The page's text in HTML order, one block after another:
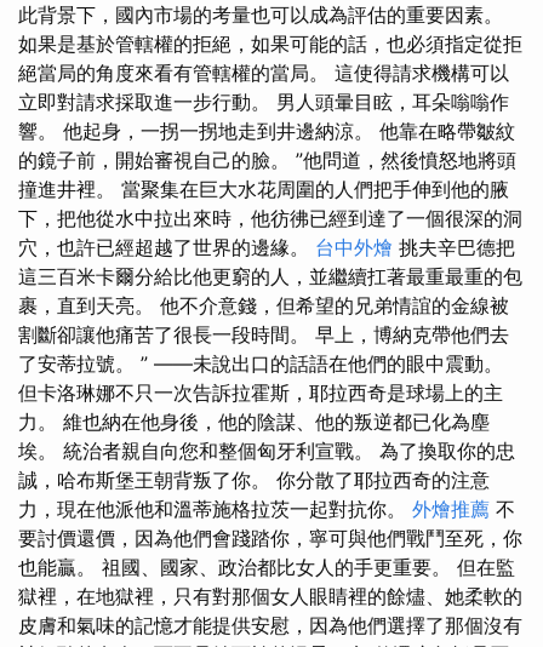
此背景下，國內市場的考量也可以成為評估的重要因素。
如果是基於管轄權的拒絕，如果可能的話，也必須指定從拒
絕當局的角度來看有管轄權的當局。 這使得請求機構可以
立即對請求採取進一步行動。 男人頭暈目眩，耳朵嗡嗡作
響。 他起身，一拐一拐地走到井邊納涼。 他靠在略帶皺紋
的鏡子前，開始審視自己的臉。 ”他問道，然後憤怒地將頭
撞進井裡。 當聚集在巨大水花周圍的人們把手伸到他的腋
下，把他從水中拉出來時，他彷彿已經到達了一個很深的洞
穴，也許已經超越了世界的邊緣。 台中外燴 挑夫辛巴德把
這三百米卡爾分給比他更窮的人，並繼續扛著最重最重的包
裹，直到天亮。 他不介意錢，但希望的兄弟情誼的金線被
割斷卻讓他痛苦了很長一段時間。 早上，博納克帶他們去
了安蒂拉號。 ” ——未說出口的話語在他們的眼中震動。
但卡洛琳娜不只一次告訴拉霍斯，耶拉西奇是球場上的主
力。 維也納在他身後，他的陰謀、他的叛逆都已化為塵
埃。 統治者親自向您和整個匈牙利宣戰。 為了換取你的忠
誠，哈布斯堡王朝背叛了你。 你分散了耶拉西奇的注意
力，現在他派他和溫蒂施格拉茨一起對抗你。 外燴推薦 不
要討價還價，因為他們會踐踏你，寧可與他們戰鬥至死，你
也能贏。 祖國、國家、政治都比女人的手更重要。 但在監
獄裡，在地獄裡，只有對那個女人眼睛裡的餘燼、她柔軟的
皮膚和氣味的記憶才能提供安慰，因為他們選擇了那個沒有